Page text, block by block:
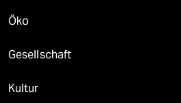
Öko
Gesellschaft
Kultur